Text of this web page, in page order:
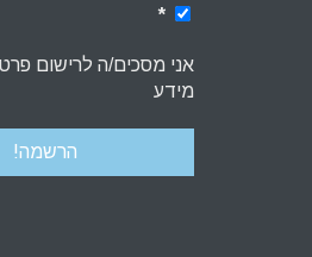
*
אני מסכים/ה לרישום
מידע